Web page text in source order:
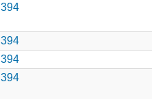
394
394
394
394